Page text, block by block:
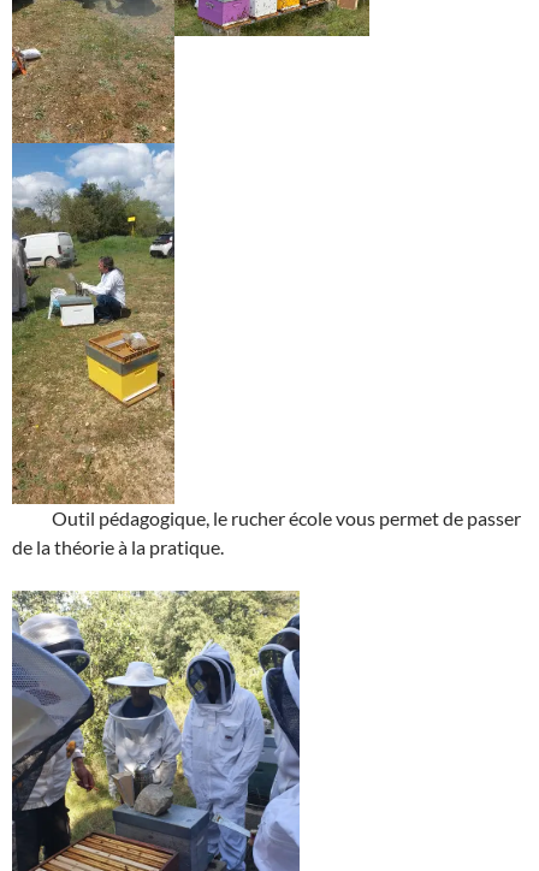
Outil pédagogique, le rucher école vous permet de passer
de la théorie à la pratique.